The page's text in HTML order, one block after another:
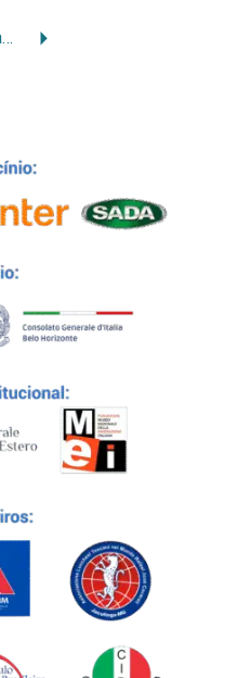
Fazenda ou Cidade: o destino dos imigrantes italianos na Zona da Mata mineira, Juiz de Fora, no período oitocentista